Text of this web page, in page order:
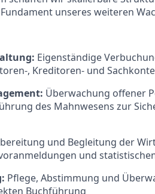
unseres weiteren
Eigenständige
, Kreditoren- und
Überwachung offener
des Mahnwesens zur
und Begleitung der
und
Pflege, Abstimmung und
Buchführung